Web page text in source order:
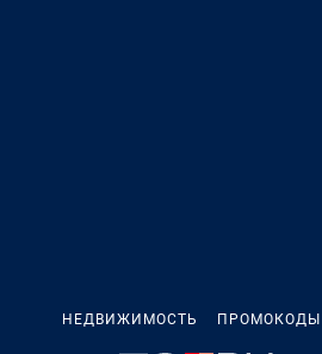
НЕДВИЖИМОСТЬ ПРОМОКОДЫ